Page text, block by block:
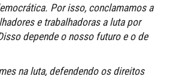
Por isso, conclamamos a
e trabalhadoras a luta por
depende o nosso futuro e o de
na luta, defendendo os direitos